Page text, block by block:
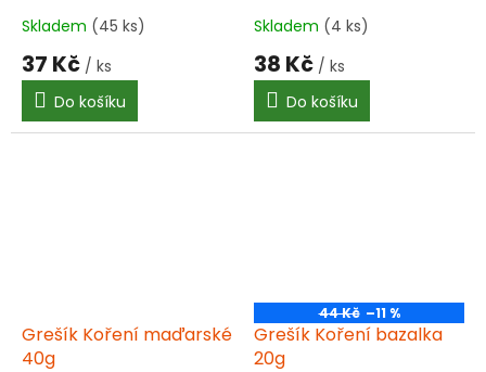
Skladem (45 ks)
37 Kč / ks
Do košíku
Skladem (4 ks)
38 Kč / ks
Do košíku
Grešík Koření maďarské
40g
44 Kč –11 %
Grešík Koření bazalka
20g